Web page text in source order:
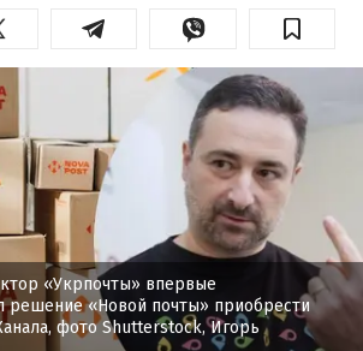
«Укрпочты» впервые
решение «Новой почты» приобрести
фото Shutterstock, Игорь